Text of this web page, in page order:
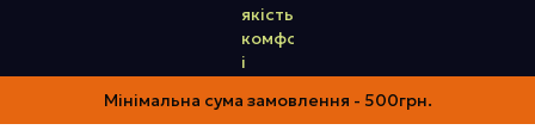
Мінімальна сума замовлення - 500грн.